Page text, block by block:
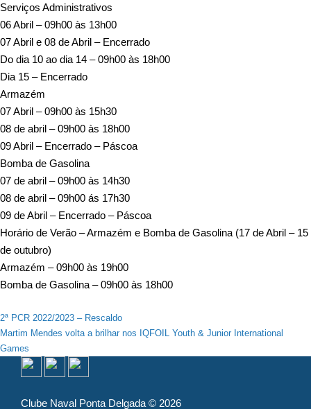
Serviços Administrativos
06 Abril – 09h00 às 13h00
07 Abril e 08 de Abril – Encerrado
Do dia 10 ao dia 14 – 09h00 às 18h00
Dia 15 – Encerrado
Armazém
07 Abril – 09h00 às 15h30
08 de abril – 09h00 às 18h00
09 Abril – Encerrado – Páscoa
Bomba de Gasolina
07 de abril – 09h00 às 14h30
08 de abril – 09h00 ás 17h30
09 de Abril – Encerrado – Páscoa
Horário de Verão – Armazém e Bomba de Gasolina (17 de Abril – 15
de outubro)
Armazém – 09h00 às 19h00
Bomba de Gasolina – 09h00 às 18h00
Navegação
de
artigos
2ª PCR 2022/2023 – Rescaldo
Martim Mendes volta a brilhar nos IQFOIL Youth & Junior International
Games
Clube Naval Ponta Delgada © 2026